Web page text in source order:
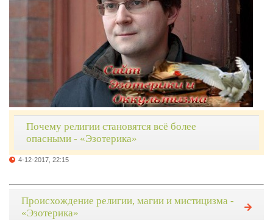
Почему религии становятся всё более
опасными - «Эзотерика»
4-12-2017, 22:15
Происхождение религии, магии и мистицизма -
«Эзотерика»